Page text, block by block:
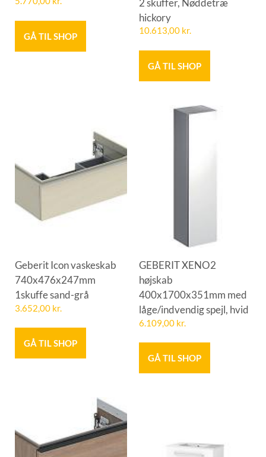
GÅ TIL SHOP
hickory
10.613,00 kr.
GÅ TIL SHOP
Geberit Icon vaskeskab
740x476x247mm
1skuffe sand-grå
3.652,00 kr.
GÅ TIL SHOP
GEBERIT XENO2
højskab
400x1700x351mm med
låge/indvendig spejl, hvid
6.109,00 kr.
GÅ TIL SHOP